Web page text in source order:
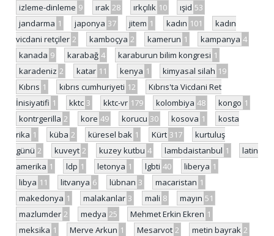
izleme-dinleme 9 ırak 28 ırkçılık 10 ışid 53
jandarma 1 japonya 37 jitem 1 kadın 101
kadın
vicdani retçiler 2 kamboçya 2 kamerun 1 kampanya 4
kanada 9 karabağ 4 karaburun bilim kongresi 1
karadeniz 2 katar 11 kenya 1 kimyasal silah 19
Kıbrıs 1 kıbrıs cumhuriyeti 12
Kıbrıs'ta Vicdani Ret
İnisiyatifi 1 kktc 3 kktc-vr 179 kolombiya 48 kongo 1
kontrgerilla 2 kore 49 korucu 30 kosova 1
kosta
rika 1 küba 2 küresel bak 1 Kürt 317
kurtuluş
günü 2 kuveyt 2 kuzey kutbu 4 lambdaistanbul 1
latin
amerika 1 ldp 1 letonya 1 lgbti 40 liberya 1
libya 11 litvanya 6 lübnan 3 macaristan 1
makedonya 1 malakanlar 3 mali 8 mayın 51
mazlumder 2 medya 25 Mehmet Erkin Ekren 1
meksika 1 Merve Arkun 1 Mesarvot 2 metin bayrak 2